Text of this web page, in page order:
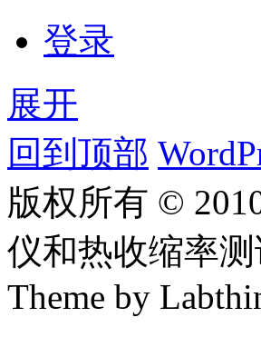
登录
展开
回到顶部
版权所有 ©
仪和热收缩率
Theme by